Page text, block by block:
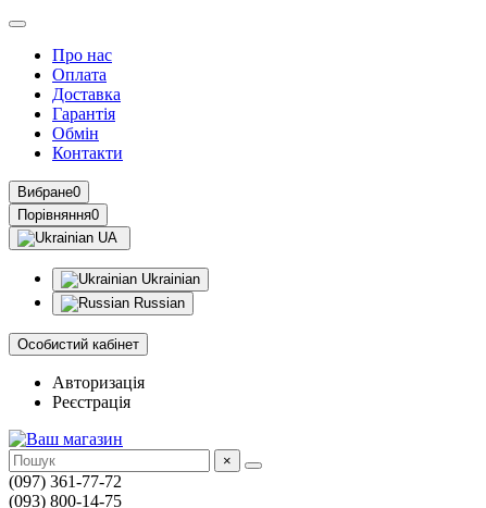
Про нас
Оплата
Доставка
Гарантія
Обмін
Контакти
Вибране0
Порівняння0
UA
Ukrainian
Russian
Особистий кабінет
Авторизація
Реєстрація
×
(097) 361-77-72
(093) 800-14-75